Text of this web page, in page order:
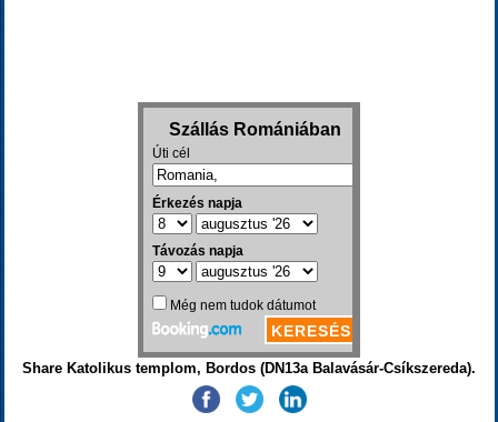
Share Katolikus templom, Bordos (DN13a Balavásár-Csíkszereda).